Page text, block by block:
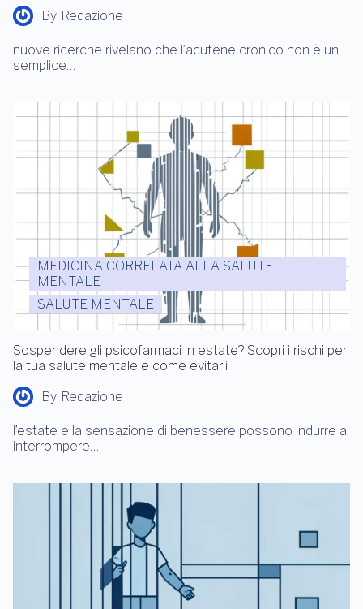
By Redazione
nuove ricerche rivelano che l’acufene cronico non è un
semplice…
MEDICINA CORRELATA ALLA SALUTE
MENTALE
SALUTE MENTALE
Sospendere gli psicofarmaci in estate? Scopri i rischi per
la tua salute mentale e come evitarli
By Redazione
l’estate e la sensazione di benessere possono indurre a
interrompere…